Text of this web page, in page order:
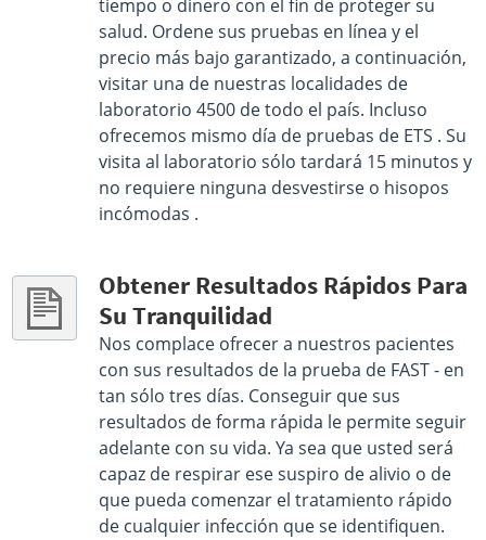
Select This Lab Location
tiempo o dinero con el fin de proteger su
salud. Ordene sus pruebas en línea y el
precio más bajo garantizado, a continuación,
visitar una de nuestras localidades de
laboratorio 4500 de todo el país. Incluso
ofrecemos mismo día de pruebas de ETS . Su
visita al laboratorio sólo tardará 15 minutos y
no requiere ninguna desvestirse o hisopos
incómodas .
Obtener Resultados Rápidos Para
Su Tranquilidad
Nos complace ofrecer a nuestros pacientes
con sus resultados de la prueba de FAST - en
tan sólo tres días. Conseguir que sus
resultados de forma rápida le permite seguir
adelante con su vida. Ya sea que usted será
capaz de respirar ese suspiro de alivio o de
que pueda comenzar el tratamiento rápido
de cualquier infección que se identifiquen.